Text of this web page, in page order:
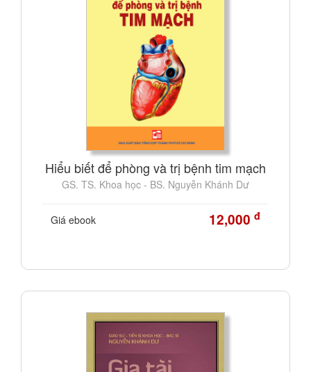
Hiểu biết để phòng và trị bệnh tim mạch
GS. TS. Khoa học - BS. Nguyễn Khánh Dư
Giá ebook 12,000 đ